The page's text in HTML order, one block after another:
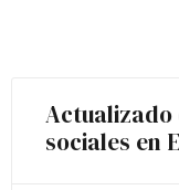
Actualizado
sociales en